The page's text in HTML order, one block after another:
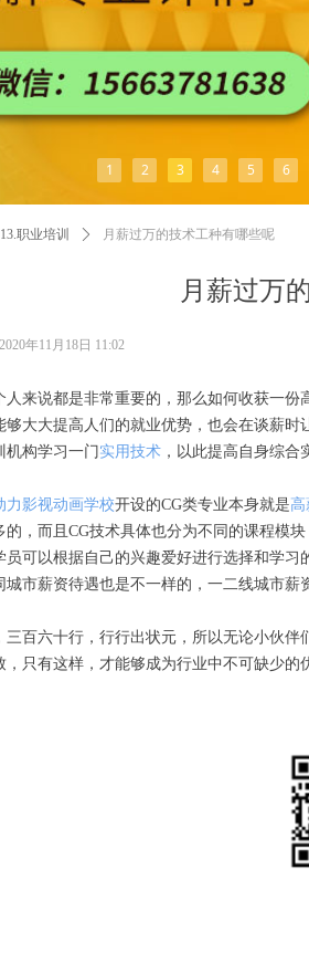
1 2 3 4 5 6
月薪过万
人来说都是非常重要的，那么如何收获一
够大大提高人们的就业优势，也会在谈薪
机构学习一门 实用技术 ，以此提高自身综
力影视动画学校开设的CG类专业本身就是高
的，而且CG技术具体也分为不同的课程模
员可以根据自己的兴趣爱好进行选择和学
城市薪资待遇也是不一样的，一二线城市薪
三百六十行，行行出状元，所以无论小伙
，只有这样，才能够成为行业中不可缺少
2020年11月18日 11:02
13.职业培训 ꄲ 月薪过万的技术工种有哪些呢